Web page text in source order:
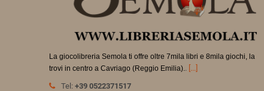
La giocolibreria Semola ti offre oltre 7mila libri e 8mila giochi, la
trovi in centro a Cavriago (Reggio Emilia).. [...]
Tel: +39 0522371517